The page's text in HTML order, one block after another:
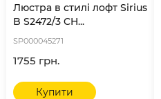
Люстра в стилі лофт Sirius
B S2472/3 CH...
SP000045271
1755 грн.
Купити